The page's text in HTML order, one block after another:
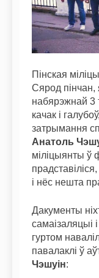
Пінская
Сярод пінчан,
набярэжнай 3
качак і
затрымання
Анатоль
міліцыянты ў
і нёс нешта
Дакументы
самаізаляцыі
гуртом
павалаклі ў
Чэшуін: